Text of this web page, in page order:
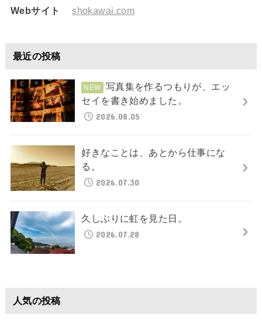
Webサイト
shokawai.com
最近の投稿
写真集を作るつもりが、エッ
セイを書き始めました。
2026.08.05
好きなことは、あとから仕事にな
る。
2026.07.30
久しぶりに虹を見た日。
2026.07.28
人気の投稿